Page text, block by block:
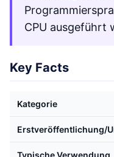
CPU ausgeführt
Key Facts
Kategorie
Erstveröffentlichung/
Typische Verwendung